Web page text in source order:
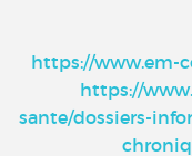
https://www.em-
https://
sante/dossiers-